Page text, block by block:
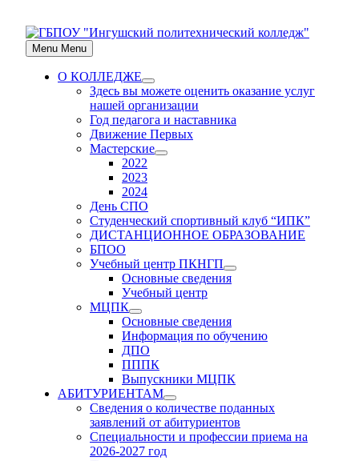
Skip
to
content
Menu Menu
О КОЛЛЕДЖЕ
Show
sub
menu
Здесь вы можете оценить оказание услуг
нашей организации
Год педагога и наставника
Движение Первых
Мастерские
Show
2022
2023
2024
День СПО
Студенческий спортивный клуб “ИПК”
ДИСТАНЦИОННОЕ ОБРАЗОВАНИЕ
БПОО
Учебный центр ПКНГП
Show
sub
Основные сведения
Учебный центр
МЦПК
Show
sub
menu
Основные сведения
Информация по обучению
ДПО
ПППК
Выпускники МЦПК
АБИТУРИЕНТАМ
Show
sub
menu
Сведения о количестве поданных
заявлений от абитуриентов
Специальности и профессии приема на
2026-2027 год